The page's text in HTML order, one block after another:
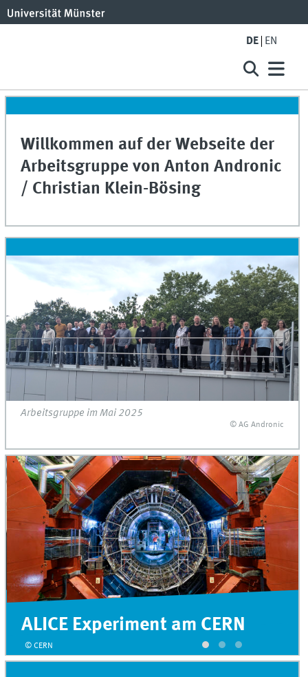
DE EN
Willkommen auf der Webseite der
Arbeitsgruppe von Anton Andronic
/ Christian Klein-Bösing
Arbeitsgruppe im Mai 2025
© AG Andronic
ALICE Experiment am CERN
© CERN